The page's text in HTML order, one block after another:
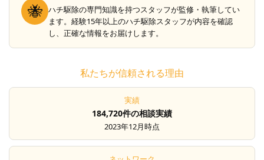
🐝 ハチ駆除の専門知識を持つスタッフが監修・執筆してい
ます。経験15年以上のハチ駆除スタッフが内容を確認
し、正確な情報をお届けします。
私たちが信頼される理由
実績
184,720件の相談実績
2023年12月時点